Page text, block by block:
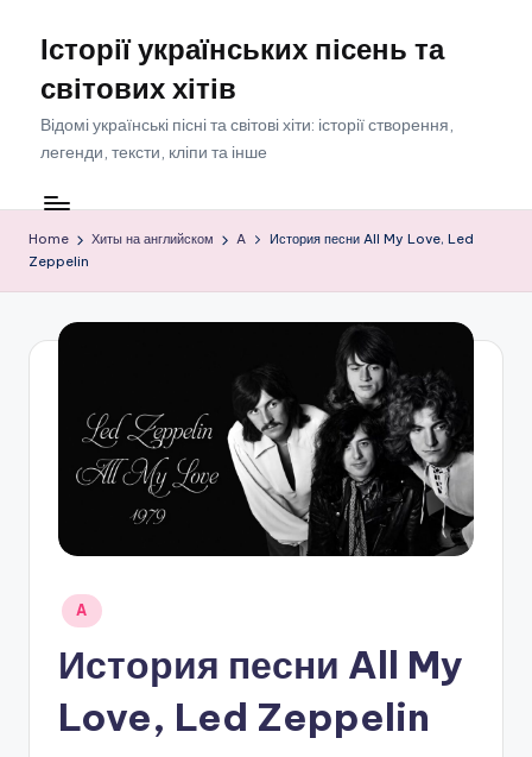
content
Історії українських пісень та
світових хітів
Відомі українські пісні та світові хіти: історії створення,
легенди, тексти, кліпи та інше
Home Хиты на английском A
История песни All My Love, Led
Zeppelin
Posted
in
A
История песни All My
Love, Led Zeppelin